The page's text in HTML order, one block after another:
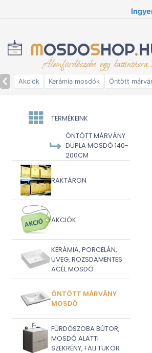
MOSDOSHOP.
Álomfürdőszoba egy kattintásra...
Akciók Kerámia mosdók Öntött
TERMÉKEINK
ÖNTÖTT MÁRVÁNY
DUPLA MOSDÓ 140-
200CM
RAKTÁRON
AKCIÓK
KERÁMIA, PORCELÁN,
ÜVEG, ROZSDAMENTES
ACÉL MOSDÓ
ÖNTÖTT MÁRVÁNY
MOSDÓ
FÜRDŐSZOBA BÚTOR,
MOSDÓ ALATTI
SZEKRÉNY, FALI TÜKÖR